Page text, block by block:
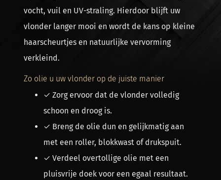
vocht, vuil en UV-straling. Hierdoor blijft uw
vlonder langer mooi en wordt de kans op kleine
haarscheurtjes en natuurlijke vervorming
verkleind.
Zo olie u uw vlonder op de juiste manier
✓ Zorg ervoor dat de vlonder volledig
schoon en droog is.
✓ Breng de olie dun en gelijkmatig aan
met een roller, blokkwast of drukspuit.
✓ Verdeel overtollige olie met een
pluisvrije doek voor een egaal resultaat.